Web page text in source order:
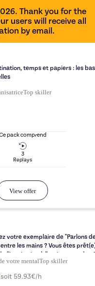
Thank you for the
users will receive all
by email.
temps et papiers : les
Top skiller
pack comprend
3
Replays
View offer
votre exemplaire de "Parlons
les mains ? Vous êtes
l'inspiration à l'action concrète
votre mentalTop skiller
soit 59.93€/h